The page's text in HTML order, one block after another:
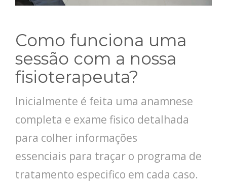
Como funciona uma
sessão com a nossa
fisioterapeuta?
Inicialmente é feita uma anamnese
completa e exame fisico detalhada
para colher informações
essenciais para traçar o programa de
tratamento especifico em cada caso.